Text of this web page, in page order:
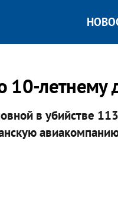
10-летнему
в убийстве